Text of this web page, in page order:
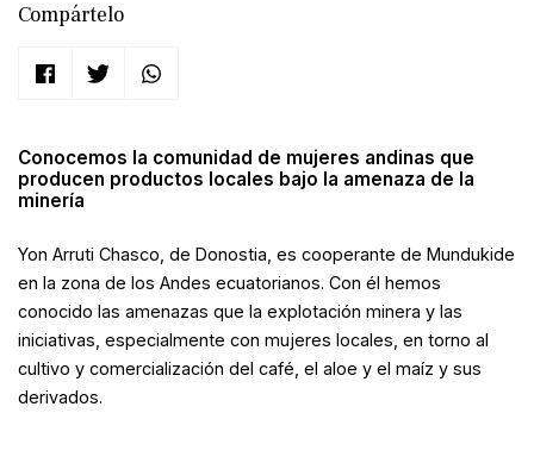
Conocemos la comunidad de mujeres andinas que
producen productos locales bajo la amenaza de la
minería
Yon Arruti Chasco, de Donostia, es cooperante de Mundukide
en la zona de los Andes ecuatorianos. Con él hemos
conocido las amenazas que la explotación minera y las
iniciativas, especialmente con mujeres locales, en torno al
cultivo y comercialización del café, el aloe y el maíz y sus
derivados.
Compártelo